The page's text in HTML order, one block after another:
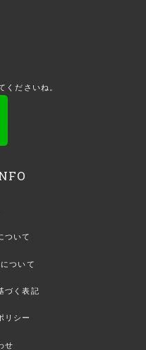
くださいね。
ついて
ついて
づく表記
リシー
せ